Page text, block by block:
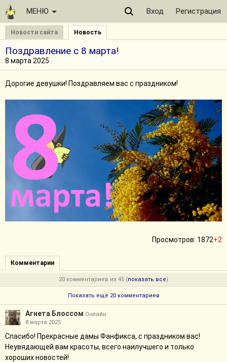
МЕНЮ Вход Регистрация
Новости сайта Новость
Поздравление с 8 марта!
8 марта 2025
Дорогие девушки! Поздравляем вас с праздником!
Просмотров: 1872+2
Комментарии
20 комментариев из 45 (показать все)
Показать ещё 20 комментариев
Агнета Блоссом Онлайн
8 марта 2025
Спасибо! Прекрасные дамы Фанфикса, с праздником вас!
Неувядающей вам красоты, всего наилучшего и только
хороших новостей!